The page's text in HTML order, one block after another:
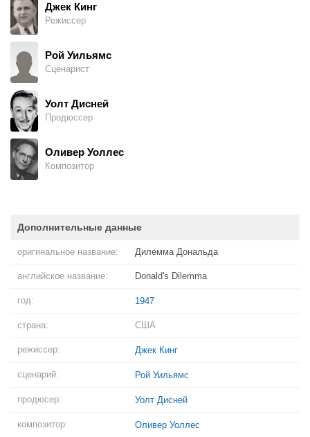
Джек Кинг
Режиссер
Рой Уильямс
Сценарист
Уолт Дисней
Продюссер
Оливер Уоллес
Композитор
Дополнительные данные
оригинальное название: Дилемма Дональда
английское название: Donald's Dilemma
год: 1947
страна: США
режиссер: Джек Кинг
сценарий: Рой Уильямс
продюсер: Уолт Дисней
композитор: Оливер Уоллес